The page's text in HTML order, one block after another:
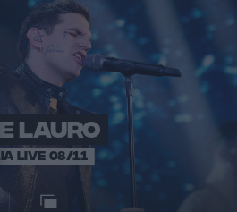
LAURO
LIVE 08/11
ACHILLE LAURO
RADIO ITALIA LIVE